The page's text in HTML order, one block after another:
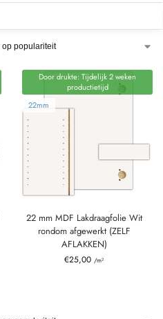
Door drukte: Tijdelijk 2 weken
productietijd
22mm
22 mm MDF Lakdraagfolie Wit
rondom afgewerkt (ZELF
AFLAKKEN)
€25,00 /m²